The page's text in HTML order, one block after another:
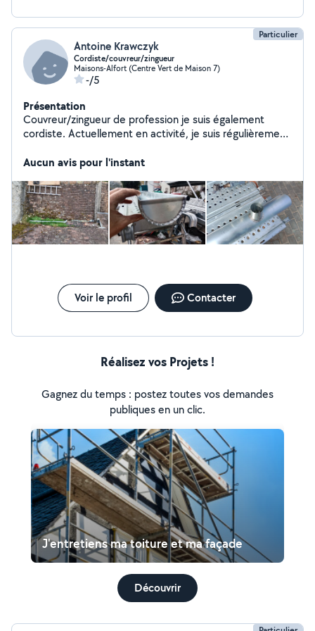
Particulier
Antoine Krawczyk
Cordiste/couvreur/zingueur
Maisons-Alfort (Centre Vert de Maison 7)
-/5
Présentation
Couvreur/zingueur de profession je suis également
cordiste. Actuellement en activité, je suis régulièrement
couverture/zinguerie ou nécessitant les compétences
Aucun avis pour l'instant
Voir le profil Contacter
Réalisez vos Projets !
Gagnez du temps : postez toutes vos demandes
publiques en un clic.
J'entretiens ma toiture et ma façade
Découvrir